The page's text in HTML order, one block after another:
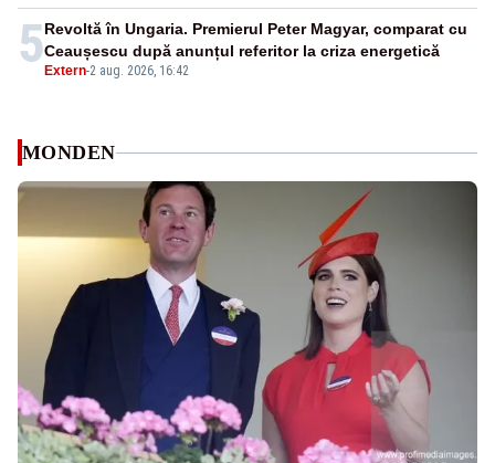
5 Extern-2 aug. 2026, 16:42
Revoltă în Ungaria. Premierul Peter Magyar, comparat cu
Ceaușescu după anunțul referitor la criza energetică
MONDEN